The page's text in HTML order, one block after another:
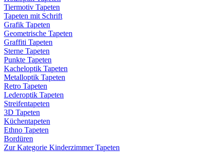
Tiermotiv Tapeten
Tapeten mit Schrift
Grafik Tapeten
Geometrische Tapeten
Graffiti Tapeten
Sterne Tapeten
Punkte Tapeten
Kacheloptik Tapeten
Metalloptik Tapeten
Retro Tapeten
Lederoptik Tapeten
Streifentapeten
3D Tapeten
Küchentapeten
Ethno Tapeten
Bordüren
Zur Kategorie Kinderzimmer Tapeten